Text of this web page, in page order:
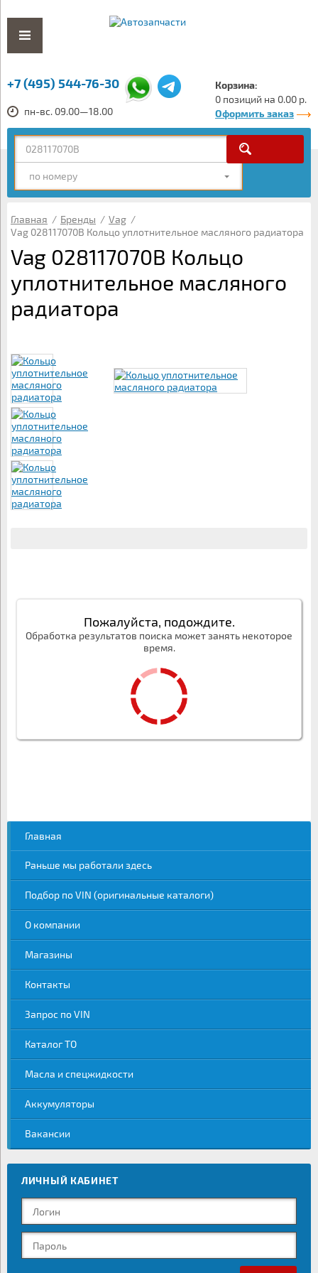
+7 (495) 544-76-30
пн-вс. 09.00—18.00
Корзина:
0 позиций на 0.00 р.
Оформить заказ
по номеру
Главная / Бренды / Vag /
Vag 028117070B Кольцо уплотнительное масляного радиатора
Vag 028117070B Кольцо
уплотнительное масляного
радиатора
Пожалуйста, подождите.
Обработка результатов поиска может занять некоторое
время.
Главная
Раньше мы работали здесь
Подбор по VIN (оригинальные каталоги)
О компании
Магазины
Контакты
Запрос по VIN
Каталог ТО
Масла и спецжидкости
Аккумуляторы
Вакансии
ЛИЧНЫЙ КАБИНЕТ